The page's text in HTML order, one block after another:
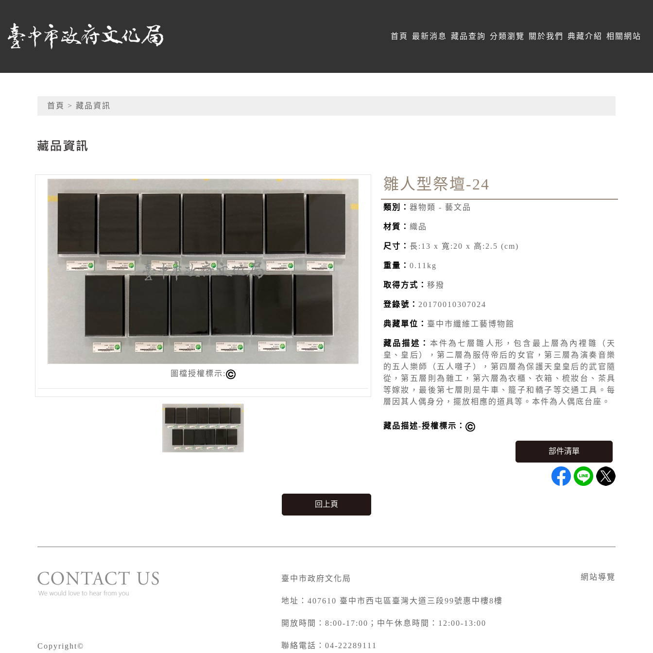
臺中市政府文化局
網頁導覽
首頁 最新消息 藏品查詢 分類瀏覽 關於我們 典藏介紹 相關網站
首頁 > 藏品資訊
圖檔授權標示:
雛人型祭壇-24
類別： 器物類 - 藝文品
材質： 織品
尺寸： 長:13 x 寬:20 x 高:2.5 (cm)
重量： 0.11kg
取得方式： 移撥
登錄號： 20170010307024
典藏單位： 臺中市纖維工藝博物館
藏品描述： 本件為七層雛人形，包含最上層為內裡雛（天
皇、皇后），第二層為服侍帝后的女官，第三層為演奏音樂
的五人樂師（五人囃子），第四層為保護天皇皇后的武官隨
從，第五層則為雜工，第六層為衣櫃、衣箱、梳妝台、茶具
等嫁妝，最後第七層則是牛車、籠子和轎子等交通工具。每
層因其人偶身分，擺放相應的道具等。本件為人偶底台座。
藏品描述-授權標示：
回上頁
Copyright©
臺中市政府文化局
地址：407610 臺中市西屯區臺灣大道三段99號惠中樓8樓
開放時間：8:00-17:00；中午休息時間：12:00-13:00
聯絡電話：04-22289111
網站導覽